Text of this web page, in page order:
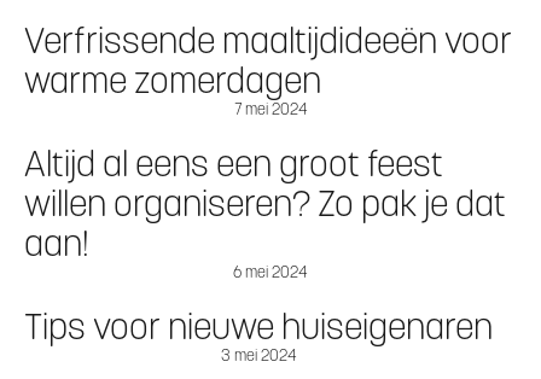
Verfrissende maaltijdideeën voor
warme zomerdagen
7 mei 2024
Altijd al eens een groot feest
willen organiseren? Zo pak je dat
aan!
6 mei 2024
Tips voor nieuwe huiseigenaren
3 mei 2024